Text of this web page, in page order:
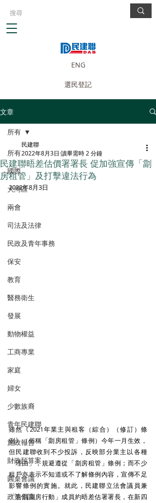
ENG
選民登記
文章
所有
國際
大灣區
兩會
司法及法律
民政及青年事務
保安
教育
醫務衛生
發展
動物權益
工商專業
家庭
婦女
少數族裔
青年民建聯
施政報告
財政預算案
圓桌會議
政策倡議
所有
民建聯晤差估價署署長 促加強宣傳「劏
房租管」及打擊違法行為
民建聯
2022年8月3日 讀畢需時 2 分鐘
2022年8月3日
雖然《2021年業主與租客（綜合）（修訂）條
例》（俗稱「劏房租管」條例）今年一月生效，
但民建聯收到不少投訴，反映部分業主以各種
「理由」，規避遵從「劏房租管」條例；而不少
租戶亦表示不知道或不了解條例內容，宣傳不足
影響條例的實施。就此，民建聯立法會議員兼
「告別劏房行動」成員約晤差估署署長，在新四